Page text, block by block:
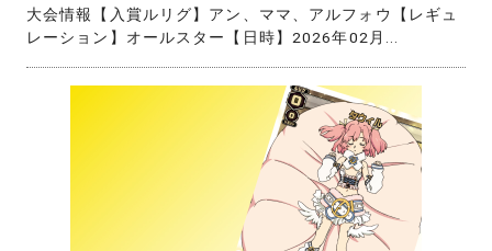
大会情報【入賞ルリグ】アン、ママ、アルフォウ【レギュ
レーション】オールスター【日時】2026年02月...